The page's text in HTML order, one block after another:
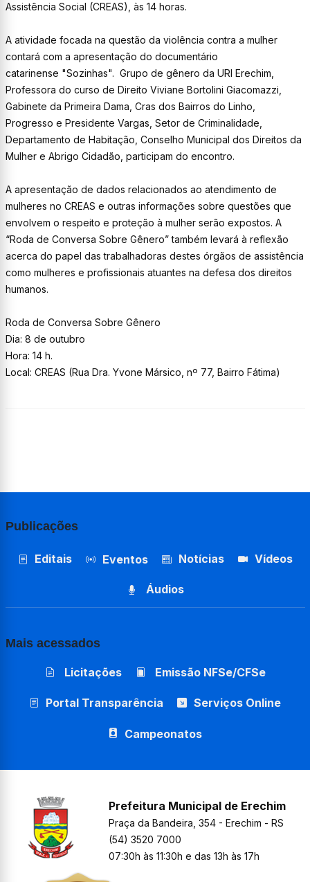
Assistência Social (CREAS), às 14 horas.
A atividade focada na questão da violência contra a mulher
contará com a apresentação do documentário
catarinense "Sozinhas". Grupo de gênero da URI Erechim,
Professora do curso de Direito Viviane Bortolini Giacomazzi,
Gabinete da Primeira Dama, Cras dos Bairros do Linho,
Progresso e Presidente Vargas, Setor de Criminalidade,
Departamento de Habitação, Conselho Municipal dos Direitos da
Mulher e Abrigo Cidadão, participam do encontro.
A apresentação de dados relacionados ao atendimento de
mulheres no CREAS e outras informações sobre questões que
envolvem o respeito e proteção à mulher serão expostos. A
“Roda de Conversa Sobre Gênero” também levará à reflexão
acerca do papel das trabalhadoras destes órgãos de assistência
como mulheres e profissionais atuantes na defesa dos direitos
humanos.
Roda de Conversa Sobre Gênero
Dia: 8 de outubro
Hora: 14 h.
Local: CREAS (Rua Dra. Yvone Mársico, nº 77, Bairro Fátima)
Publicações
Editais Eventos Notícias Vídeos
Áudios
Mais acessados
Licitações Emissão NFSe/CFSe
Portal Transparência Serviços Online
Campeonatos
Prefeitura Municipal de Erechim
Praça da Bandeira, 354 - Erechim - RS
(54) 3520 7000
07:30h às 11:30h e das 13h às 17h